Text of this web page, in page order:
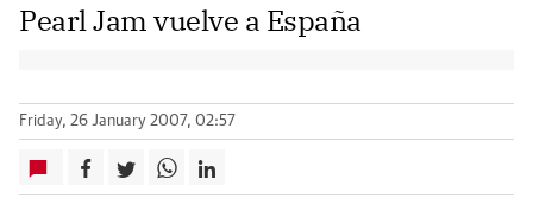
Pearl Jam vuelve a España
Friday, 26 January 2007, 02:57